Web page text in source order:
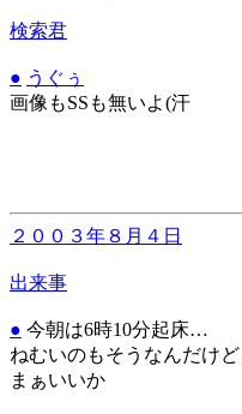
検索君
● うぐぅ
画像もSSも無いよ(汗
２００３年８月４日
出来事
● 今朝は6時10分起床…
ねむいのもそうなんだけ
まぁいいか